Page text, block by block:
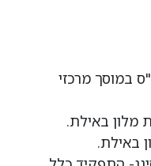
ביה"ס במוסך מרכזי